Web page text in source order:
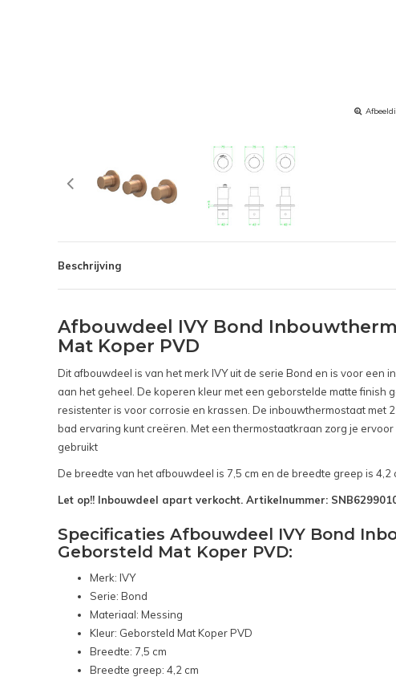
Beschrijving
Afbouwdeel IVY Bond
Mat Koper PVD
Dit afbouwdeel is van het merk IVY uit de serie Bond en is voor
aan het geheel. De koperen kleur met een geborstelde matte
resistenter is voor corrosie en krassen. De inbouwthermostaat
bad ervaring kunt creëren. Met een thermostaatkraan zorg je
gebruikt
De breedte van het afbouwdeel is 7,5 cm en de breedte greep is 4,2
Let op!! Inbouwdeel apart verkocht. Artikelnummer:
Specificaties Afbouwdeel IVY Bond
Geborsteld Mat Koper PVD:
Merk: IVY
Serie: Bond
Materiaal: Messing
Kleur: Geborsteld Mat Koper PVD
Breedte: 7,5 cm
Breedte greep: 4,2 cm